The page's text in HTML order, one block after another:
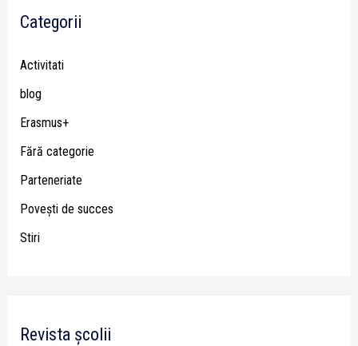
Categorii
Activitati
blog
Erasmus+
Fără categorie
Parteneriate
Poveşti de succes
Stiri
Revista școlii